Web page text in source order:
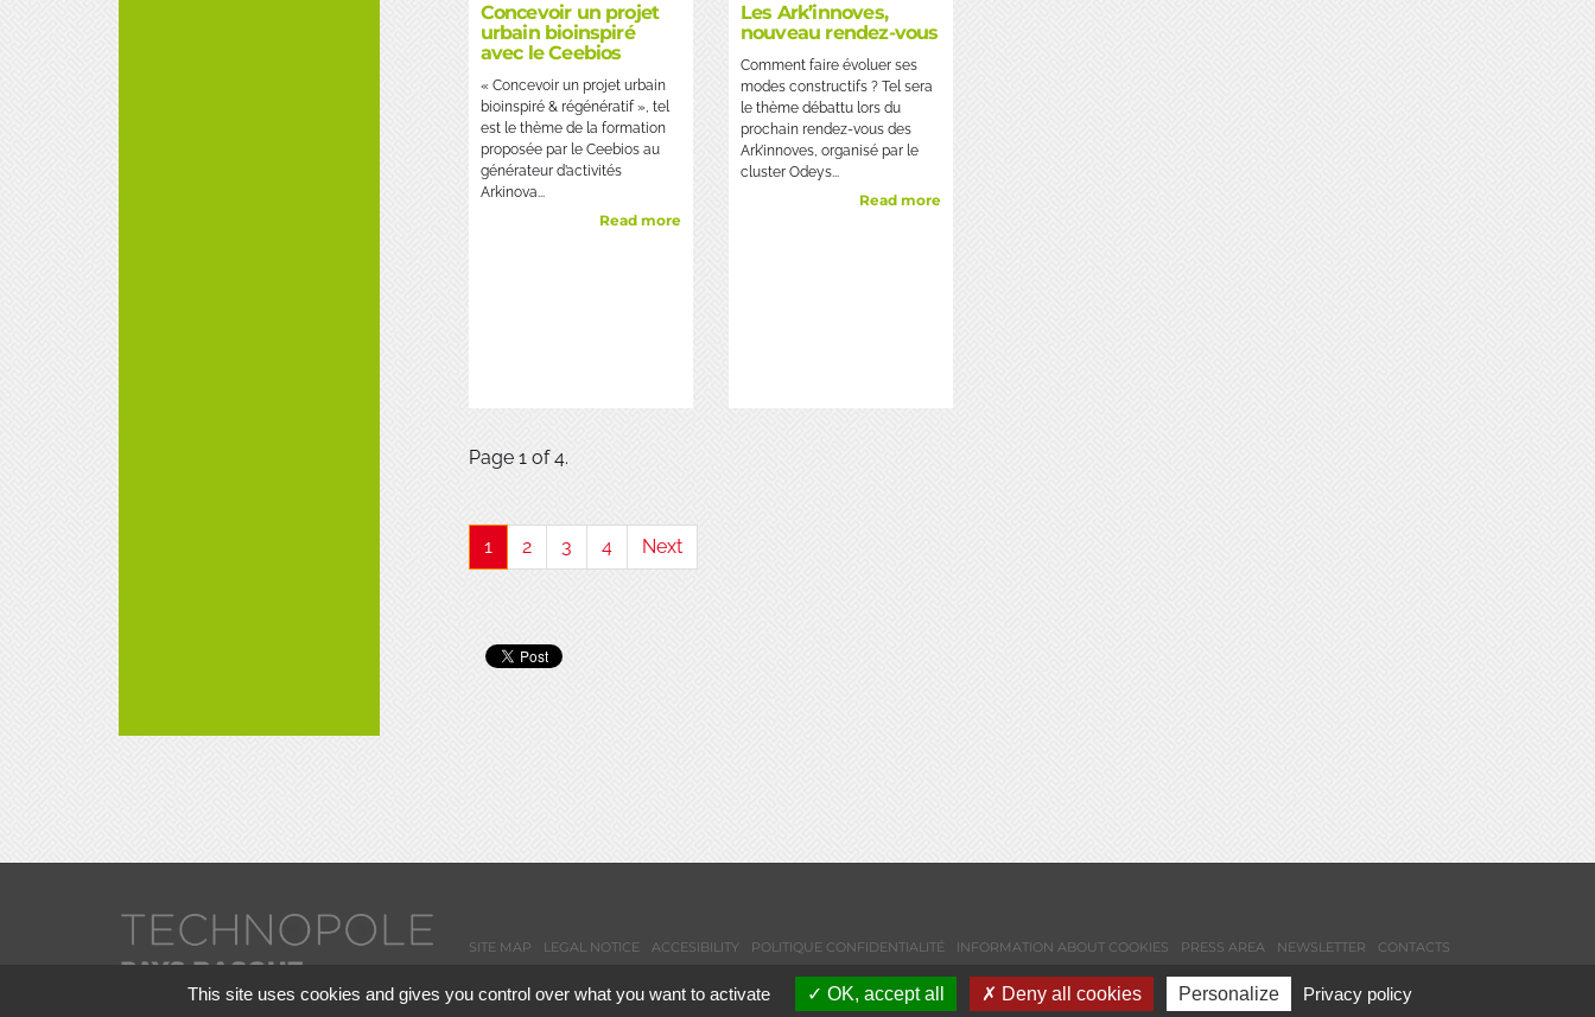
Concevoir un projet
urbain bioinspiré
avec le Ceebios
« Concevoir un projet urbain
bioinspiré & régénératif », tel
est le thème de la formation
proposée par le Ceebios au
générateur d’activités
Arkinova...
Read more
Les Ark’innoves,
nouveau rendez-vous
Comment faire évoluer ses
modes constructifs ? Tel sera
le thème débattu lors du
prochain rendez-vous des
Ark’innoves, organisé par le
cluster Odeys...
Read more
Page 1 of 4.
1 2 3 4 Next
SITE MAP LEGAL NOTICE ACCESIBILITY POLITIQUE CONFIDENTIALITÉ INFORMATION ABOUT COOKIES PRESS AREA NEWSLETTER CONTACTS
This site uses cookies and gives you control over what you want to activate OK, accept all Deny all cookies Personalize Privacy policy